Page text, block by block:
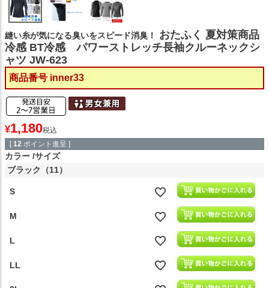
縫い糸が気になる臭いをスピード消臭！
おたふく 夏対策商品
冷感 BT冷感 パワーストレッチ長袖クルーネックシ
ャツ JW-623
商品番号 inner33
¥1,180税込
[ 12 ポイント進呈 ]
カラー サイズ
ブラック（11）
S
M
L
LL